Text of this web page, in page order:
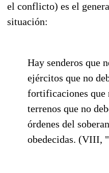
el conflicto) es el
situación:
Hay senderos que
ejércitos que no
fortificaciones que
terrenos que no
órdenes del
obedecidas. (VIII,